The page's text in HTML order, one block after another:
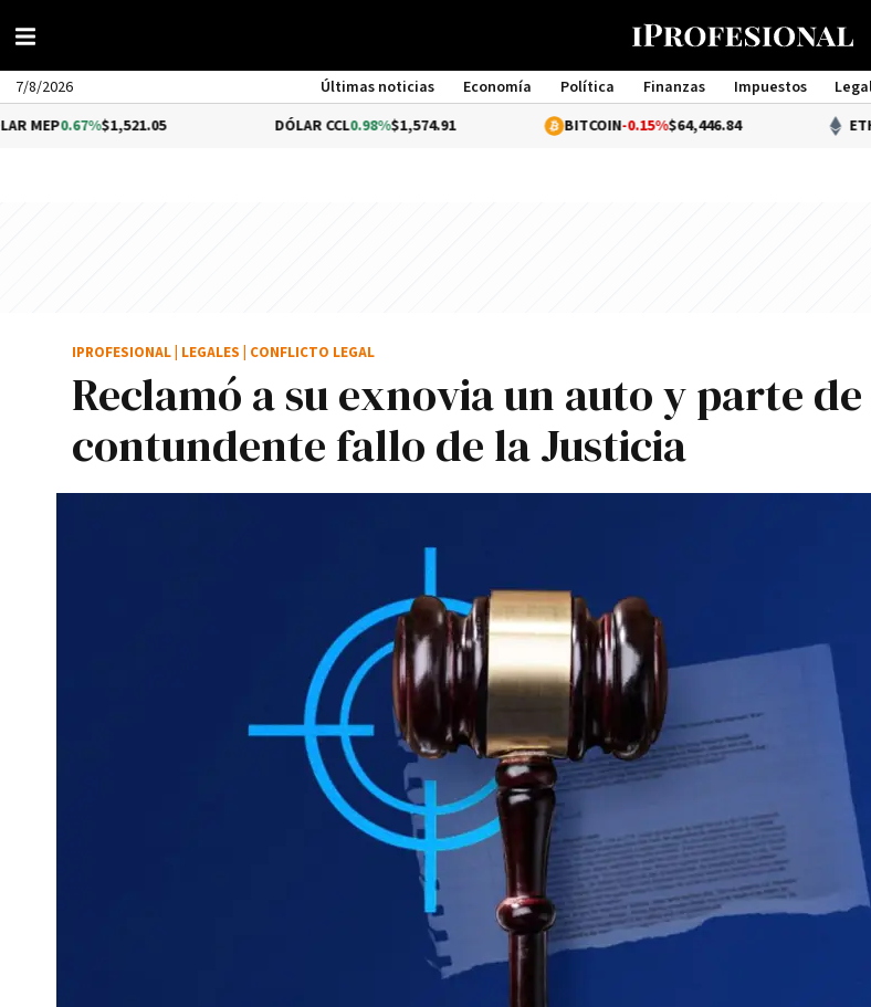
7/8/2026 Últimas noticias Economía Política Finanzas Impuestos
Management
$1,521.05 DÓLAR CCL0.98%$1,574.91 BITCOIN-0.15%$64,446.84 ETHEREUM
Reclamó a su exnovia un auto y parte
contundente fallo de la Justicia
IPROFESIONAL LEGALES CONFLICTO LEGAL